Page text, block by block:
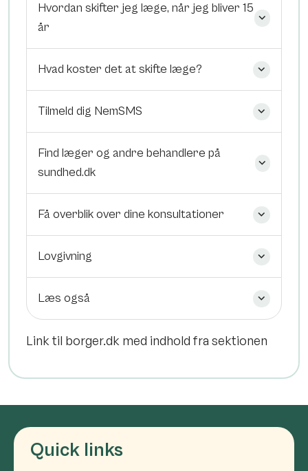
Hvordan skifter jeg læge, når jeg bliver 15
år
Hvad koster det at skifte læge?
Tilmeld dig NemSMS
Find læger og andre behandlere på
sundhed.dk
Få overblik over dine konsultationer
Lovgivning
Læs også
Link til borger.dk med indhold fra sektionen
Quick links